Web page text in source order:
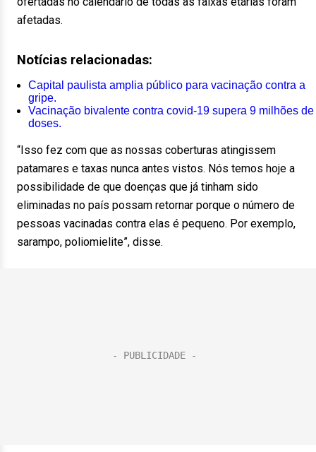
afetadas.
Notícias relacionadas:
Capital paulista amplia público para vacinação contra a
gripe.
Vacinação bivalente contra covid-19 supera 9 milhões de
doses.
“Isso fez com que as nossas coberturas atingissem
patamares e taxas nunca antes vistos. Nós temos hoje a
possibilidade de que doenças que já tinham sido
eliminadas no país possam retornar porque o número de
pessoas vacinadas contra elas é pequeno. Por exemplo,
sarampo, poliomielite”, disse.